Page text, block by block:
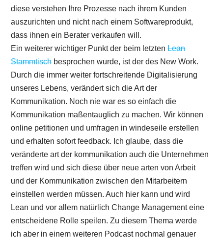
diese verstehen Ihre Prozesse nach ihrem Kunden
auszurichten und nicht nach einem Softwareprodukt,
dass ihnen ein Berater verkaufen will.
Ein weiterer wichtiger Punkt der beim letztenLean
Stammtischbesprochen wurde, ist der des New Work.
Durch die immer weiter fortschreitende Digitalisierung
unseres Lebens, verändert sich die Art der
Kommunikation. Noch nie war es so einfach die
Kommunikation maßentauglich zu machen. Wir können
online petitionen und umfragen in windeseile erstellen
und erhalten sofort feedback. Ich glaube, dass die
veränderte art der kommunikation auch die Unternehmen
treffen wird und sich diese über neue arten von Arbeit
und der Kommunikation zwischen den Mitarbeitern
einstellen werden müssen. Auch hier kann und wird
Lean und vor allem natürlich Change Management eine
entscheidene Rolle speilen. Zu diesem Thema werde
ich aber in einem weiteren Podcast nochmal genauer